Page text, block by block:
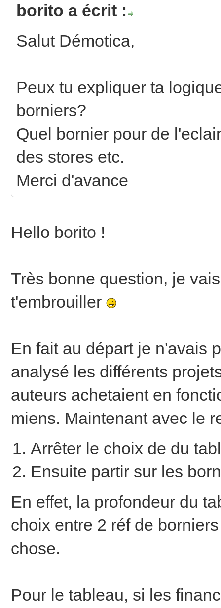
borito a écrit :
Salut Démotica,
Peux tu expliquer ta
borniers?
Quel bornier pour de
des stores etc.
Merci d'avance
Hello borito !
Très bonne question, je
t'embrouiller
En fait au départ je n'avais
analysé les différents
auteurs achetaient en
miens. Maintenant avec le
Arrêter le choix de du
Ensuite partir sur les
En effet, la profondeur du
choix entre 2 réf de
chose.
Pour le tableau, si les